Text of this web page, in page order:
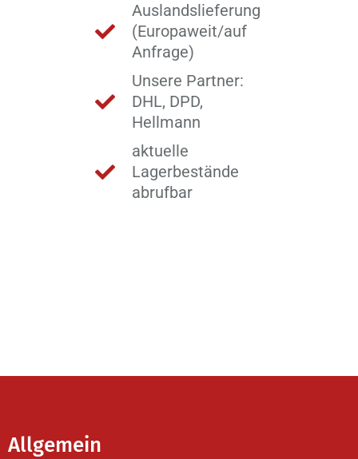
Auslandslieferung
(Europaweit/auf
Anfrage)
Unsere Partner:
DHL, DPD,
Hellmann
aktuelle
Lagerbestände
abrufbar
Allgemein